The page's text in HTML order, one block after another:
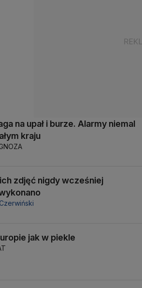
na upał i burze. Alarmy niemal
kraju
zdjęć nigdy wcześniej
jak w piekle